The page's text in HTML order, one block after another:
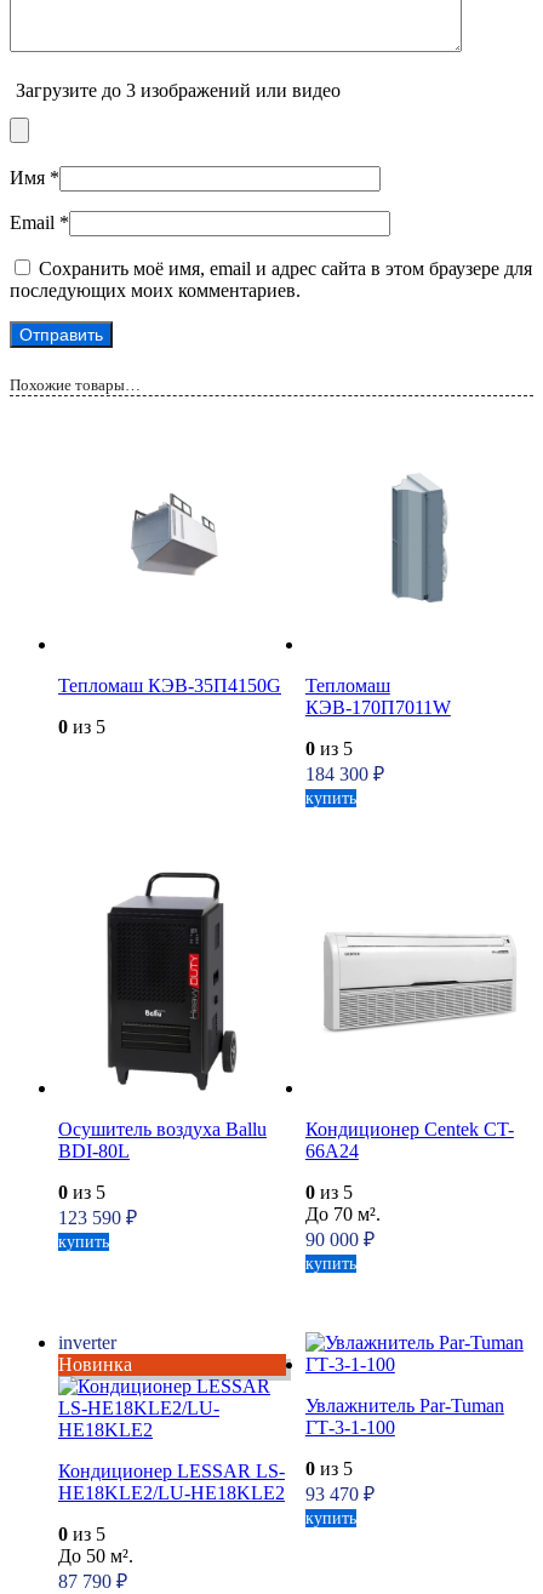
Загрузите до 3 изображений или видео
Имя *
Email *
Сохранить моё имя, email и адрес сайта в этом браузере для
последующих моих комментариев.
Похожие товары…
Тепломаш КЭВ-35П4150G
0 из 5
Тепломаш
КЭВ-170П7011W
0из 5
184 300 ₽
купить
Осушитель воздуха Ballu
BDI-80L
0 из 5
123 590 ₽
купить
Кондиционер Centek CT-
66A24
0из 5
До 70 м².
90 000 ₽
купить
inverter
Новинка
Кондиционер LESSAR LS-
HE18KLE2/LU-HE18KLE2
0 из 5
До 50 м².
87 790 ₽
Увлажнитель Par-Tuman
ГТ-3-1-100
0из 5
93 470 ₽
купить